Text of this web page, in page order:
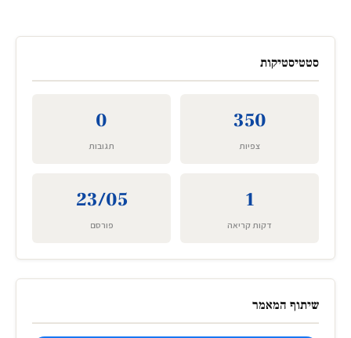
סטטיסטיקות
350
צפיות
0
תגובות
1
דקות קריאה
23/05
פורסם
שיתוף המאמר